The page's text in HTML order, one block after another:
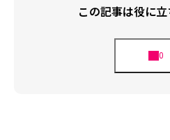
この記事は役に立